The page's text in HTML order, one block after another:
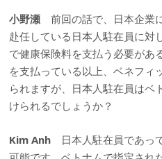
小野瀬 前回の話で、日本企業
赴任している日本人駐在員に対
で健康保険料を支払う必要があ
を支払っている以上、ベネフィ
られますが、日本人駐在員はベ
けられるでしょうか？
Kim Anh 日本人駐在員であっ